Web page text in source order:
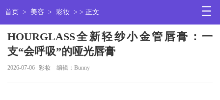
首页 > 美容 > 彩妆 > > 正文
HOURGLASS全新轻纱小金管唇膏：一
支“会呼吸”的哑光唇膏
2026-07-06 彩妆 编辑：Bunny